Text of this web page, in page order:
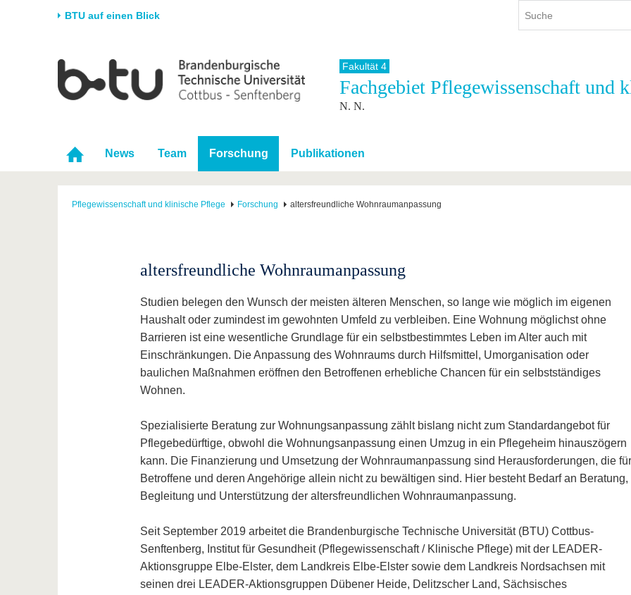
BTU auf einen Blick
Universität
Karriere & Engagement
Partnerschaften &
Strukturwandel
Forschung
Förderung
Wissenschaftlicher
Nachwuchs
Studium
Studienangebot
Im Studium
Nach dem Studium
International
Für internationale
Studierende
Kontakt
Weiterbildung
Fakultät 4
Fachgebiet Pflegewissenschaft und
N. N.
News Team Forschung Publikationen
Pflegewissenschaft und klinische Pflege Forschung altersfreundliche Wohnraumanpassung
altersfreundliche Wohnraumanpassung
Studien belegen den Wunsch der meisten älteren Menschen, so lange wie möglich im eigenen
Haushalt oder zumindest im gewohnten Umfeld zu verbleiben. Eine Wohnung möglichst ohne
Barrieren ist eine wesentliche Grundlage für ein selbstbestimmtes Leben im Alter auch mit
Einschränkungen. Die Anpassung des Wohnraums durch Hilfsmittel, Umorganisation oder
baulichen Maßnahmen eröffnen den Betroffenen erhebliche Chancen für ein selbstständiges
Wohnen.
Spezialisierte Beratung zur Wohnungsanpassung zählt bislang nicht zum Standardangebot für
Pflegebedürftige, obwohl die Wohnungsanpassung einen Umzug in ein Pflegeheim hinauszögern
kann. Die Finanzierung und Umsetzung der Wohnraumanpassung sind Herausforderungen, die für
Betroffene und deren Angehörige allein nicht zu bewältigen sind. Hier besteht Bedarf an Beratung,
Begleitung und Unterstützung der altersfreundlichen Wohnraumanpassung.
Seit September 2019 arbeitet die Brandenburgische Technische Universität (BTU) Cottbus-
Senftenberg, Institut für Gesundheit (Pflegewissenschaft / Klinische Pflege) mit der LEADER-
Aktionsgruppe Elbe-Elster, dem Landkreis Elbe-Elster sowie dem Landkreis Nordsachsen mit
seinen drei LEADER-Aktionsgruppen Dübener Heide, Delitzscher Land, Sächsisches